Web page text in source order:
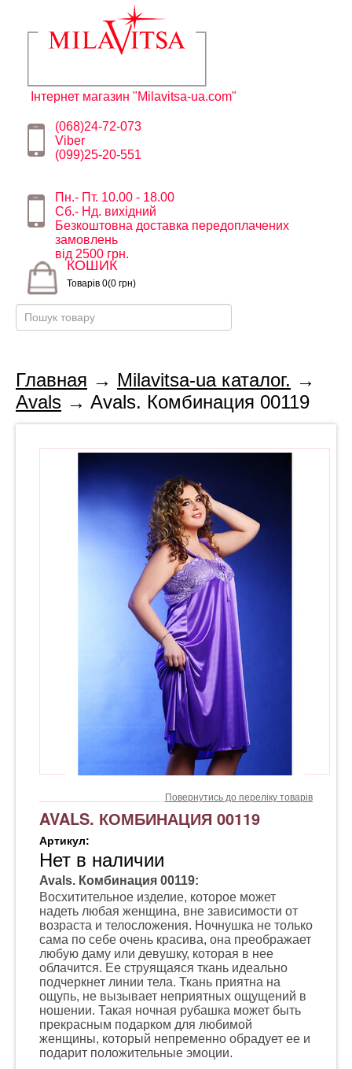
Інтернет магазин "Milavitsa-ua.com"
(068)24-72-073
Viber
(099)25-20-551
Пн.- Пт. 10.00 - 18.00
Сб.- Нд. вихідний
Безкоштовна доставка передоплачених
замовлень
від 2500 грн.
КОШИК
Товарів 0(0 грн)
Главная → Milavitsa-ua каталог. →
Avals → Avals. Комбинация 00119
Повернутись до переліку товарів
AVALS. КОМБИНАЦИЯ 00119
Артикул:
Нет в наличии
Avals. Комбинация 00119:
Восхитительное изделие, которое может
надеть любая женщина, вне зависимости от
возраста и телосложения. Ночнушка не только
сама по себе очень красива, она преображает
любую даму или девушку, которая в нее
облачится. Ее струящаяся ткань идеально
подчеркнет линии тела. Ткань приятна на
ощупь, не вызывает неприятных ощущений в
ношении. Такая ночная рубашка может быть
прекрасным подарком для любимой
женщины, который непременно обрадует ее и
подарит положительные эмоции.